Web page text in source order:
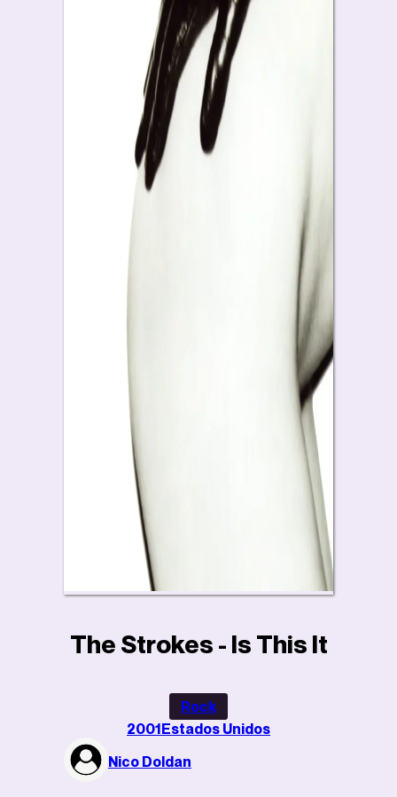
Nico Doldan
The Strokes - Is This It
Rock
2001Estados Unidos